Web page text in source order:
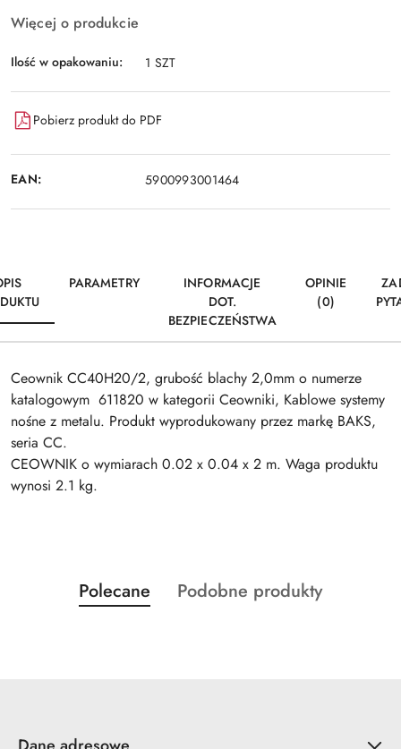
Więcej o produkcie
Ilość w opakowaniu: 1 SZT
Pobierz produkt do PDF
EAN: 5900993001464
PARAMETRY
INFORMACJE
DOT.
BEZPIECZEŃSTWA
OPINIE
(0)
Ceownik CC40H20/2, grubość blachy 2,0mm o numerze
katalogowym 611820 w kategorii Ceowniki, Kablowe systemy
nośne z metalu. Produkt wyprodukowany przez markę BAKS,
seria CC.
CEOWNIK o wymiarach 0.02 x 0.04 x 2 m. Waga produktu
wynosi 2.1 kg.
Pomiń karuzelę produktów
Produkty
o
Polecane
Produkty
Podobne produkty